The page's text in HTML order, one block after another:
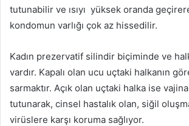
tutunabilir ve ısıyı yüksek oranda
kondomun varlığı çok az hissedilir.
Kadın prezervatif silindir biçiminde ve
vardır. Kapalı olan ucu uçtaki halkanın
sarmaktır. Açık olan uçtaki halka ise
tutunarak, cinsel hastalık olan, siğil
virüslere karşı koruma sağlıyor.